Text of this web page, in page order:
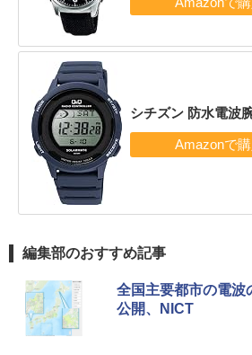
シチズン 防水電波
編集部のおすすめ記事
全国主要都市の電波
公開、NICT